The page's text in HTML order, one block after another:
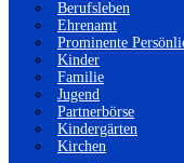
Berufsleben
Ehrenamt
Prominente
Kinder
Familie
Jugend
Partnerbörse
Kindergärten
Kirchen